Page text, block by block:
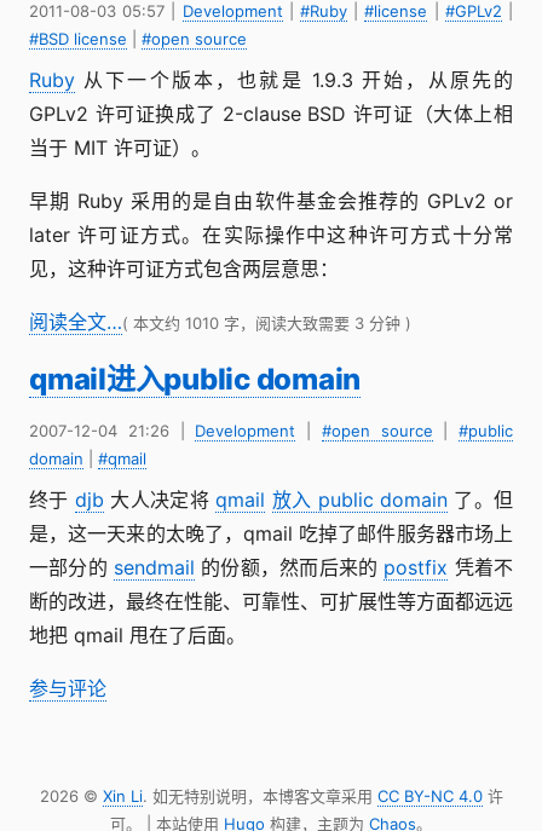
2011-08-03 05:57 Development |#Ruby |#license #GPLv2
#BSD license
#open source
Ruby 从下一个版本，也就是 1.9.3 开始，从原先的
GPLv2 许可证换成了 2-clause BSD 许可证（大体上相
当于 MIT 许可证）。
早期 Ruby 采用的是自由软件基金会推荐的 GPLv2 or
later 许可证方式。在实际操作中这种许可方式十分常
见，这种许可证方式包含两层意思：
阅读全文…( 本文约 1010 字，阅读大致需要 3 分钟 )
qmail进入public domain
2007-12-04 21:26| Development #open source
#public
domain
#qmail
终于 djb 大人决定将qmail 放入 public domain 了。但
是，这一天来的太晚了，qmail 吃掉了邮件服务器市场上
一部分的 sendmail 的份额，然而后来的 postfix 凭着不
断的改进，最终在性能、可靠性、可扩展性等方面都远远
地把 qmail 甩在了后面。
参与评论
2026 © Xin Li. 如无特别说明，本博客文章采用 CC BY-NC 4.0许
可。 | 本站使用 Hugo 构建，主题为 Chaos。